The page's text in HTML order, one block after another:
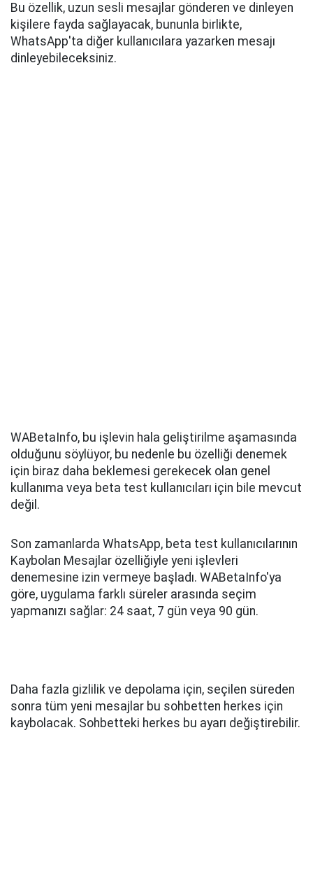
Bu özellik, uzun sesli mesajlar gönderen ve dinleyen
kişilere fayda sağlayacak, bununla birlikte,
WhatsApp'ta diğer kullanıcılara yazarken mesajı
dinleyebileceksiniz.
WABetaInfo, bu işlevin hala geliştirilme aşamasında
olduğunu söylüyor, bu nedenle bu özelliği denemek
için biraz daha beklemesi gerekecek olan genel
kullanıma veya beta test kullanıcıları için bile mevcut
değil.
Son zamanlarda WhatsApp, beta test kullanıcılarının
Kaybolan Mesajlar özelliğiyle yeni işlevleri
denemesine izin vermeye başladı. WABetaInfo'ya
göre, uygulama farklı süreler arasında seçim
yapmanızı sağlar: 24 saat, 7 gün veya 90 gün.
Daha fazla gizlilik ve depolama için, seçilen süreden
sonra tüm yeni mesajlar bu sohbetten herkes için
kaybolacak. Sohbetteki herkes bu ayarı değiştirebilir.